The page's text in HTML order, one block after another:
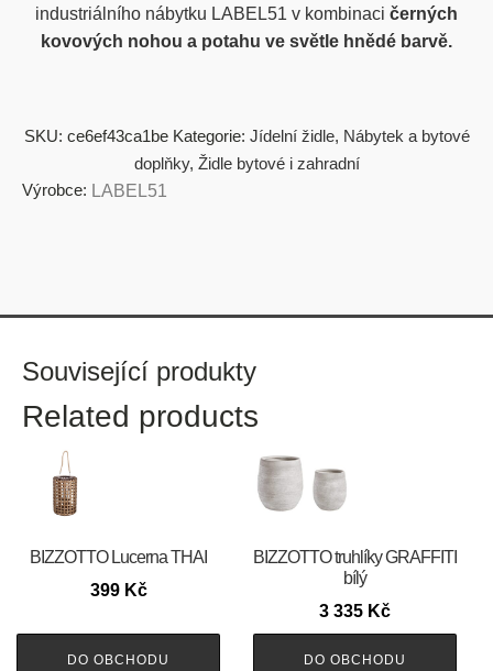
industriálního nábytku LABEL51 v kombinaci černých
kovových nohou a potahu ve světle hnědé barvě.
SKU: ce6ef43ca1be Kategorie: Jídelní židle, Nábytek a bytové
doplňky, Židle bytové i zahradní
Výrobce: LABEL51
Související produkty
Related products
BIZZOTTO Lucerna THAI
399 Kč
DO OBCHODU
BIZZOTTO truhlíky GRAFFITI
bílý
3 335 Kč
DO OBCHODU